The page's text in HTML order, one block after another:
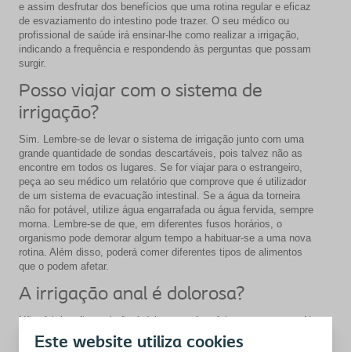
Este website utiliza cookies
e assim desfrutar dos benefícios que uma rotina regular e eficaz
de esvaziamento do intestino pode trazer. O seu médico ou
profissional de saúde irá ensinar-lhe como realizar a irrigação,
indicando a frequência e respondendo às perguntas que possam
surgir.
Posso viajar com o sistema de
irrigação?
Sim. Lembre-se de levar o sistema de irrigação junto com uma
grande quantidade de sondas descartáveis, pois talvez não as
encontre em todos os lugares. Se for viajar para o estrangeiro,
peça ao seu médico um relatório que comprove que é utilizador
de um sistema de evacuação intestinal. Se a água da torneira
não for potável, utilize água engarrafada ou água fervida, sempre
morna. Lembre-se de que, em diferentes fusos horários, o
organismo pode demorar algum tempo a habituar-se a uma nova
rotina. Além disso, poderá comer diferentes tipos de alimentos
que o podem afetar.
A irrigação anal é dolorosa?
Não. A irrigação anal não é dolorosa e é perfeitamente segura. No
entanto, pode causar uma sensação estranha no início. Se sentir
desconforto ao bombear a água, pare por um momento e